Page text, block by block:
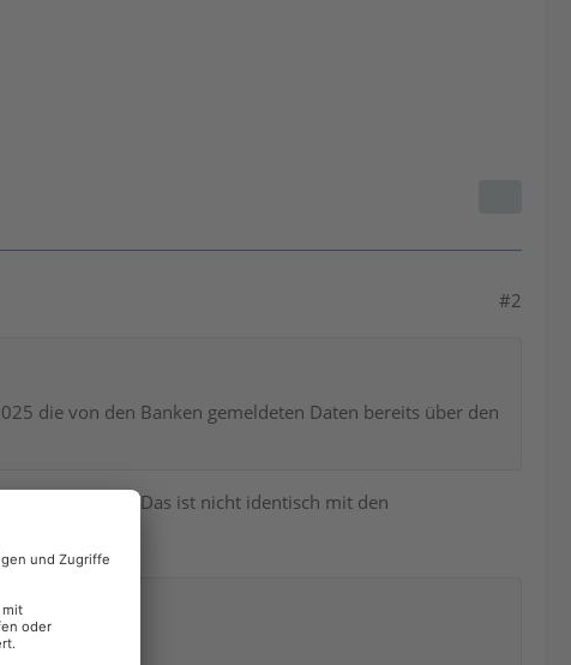
#2
die von den Banken gemeldeten Daten bereits über den
Beträge. Das ist nicht identisch mit den